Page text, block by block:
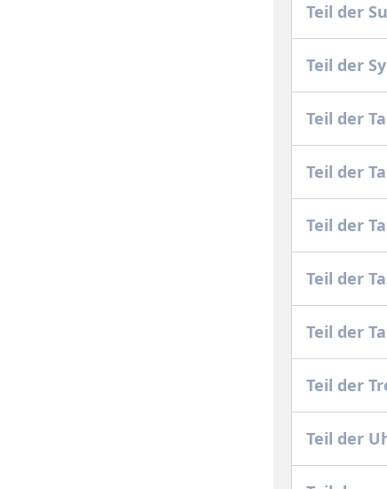
Teil der
Teil der
Teil der
Teil der
Teil der
Teil der
Teil der
Teil der
Teil der